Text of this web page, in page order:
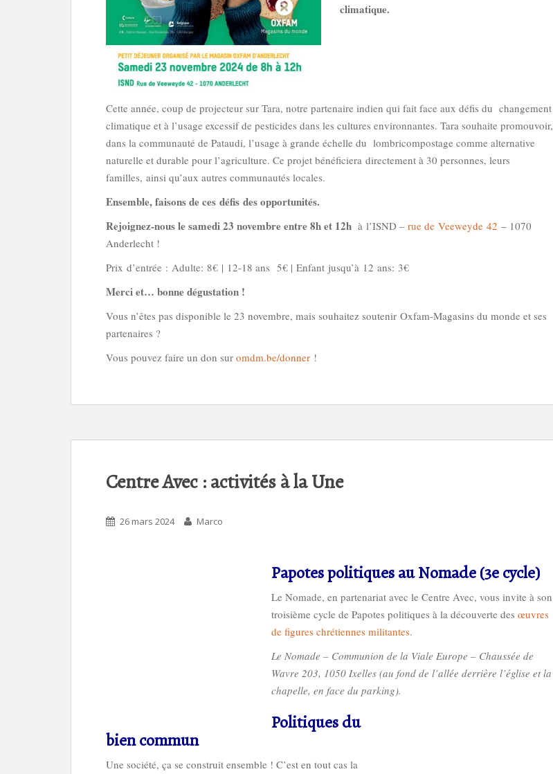
climatique.
Cette année, coup de projecteur sur Tara, notre partenaire indien qui fait face aux déﬁs du changement
climatique et à l’usage excessif de pesticides dans les cultures environnantes. Tara souhaite promouvoir,
dans la communauté de Pataudi, l’usage à grande échelle du lombricompostage comme alternative
naturelle et durable pour l’agriculture. Ce projet bénéﬁciera directement à 30 personnes, leurs
familles, ainsi qu’aux autres communautés locales.
Ensemble, faisons de ces déﬁs des opportunités.
Rejoignez-nous le samedi 23 novembre entre 8h et 12h à l’ISND – rue de Veeweyde 42 – 1070
Anderlecht !
Prix d’entrée : Adulte: 8€ | 12-18 ans 5€ | Enfant jusqu’à 12 ans: 3€
Merci et… bonne dégustation !
Vous n’êtes pas disponible le 23 novembre, mais souhaitez soutenir Oxfam-Magasins du monde et ses
partenaires ?
Vous pouvez faire un don sur omdm.be/donner !
Centre Avec : activités à la Une
26 mars 2024 Marco
Papotes politiques au Nomade (3e cycle)
Le Nomade, en partenariat avec le Centre Avec, vous invite à son
troisième cycle de Papotes politiques à la découverte des œuvres
de figures chrétiennes militantes.
Le Nomade – Communion de la Viale Europe – Chaussée de
Wavre 203, 1050 Ixelles (au fond de l’allée derrière l’église et la
chapelle, en face du parking).
Politiques du
Une société, ça se construit